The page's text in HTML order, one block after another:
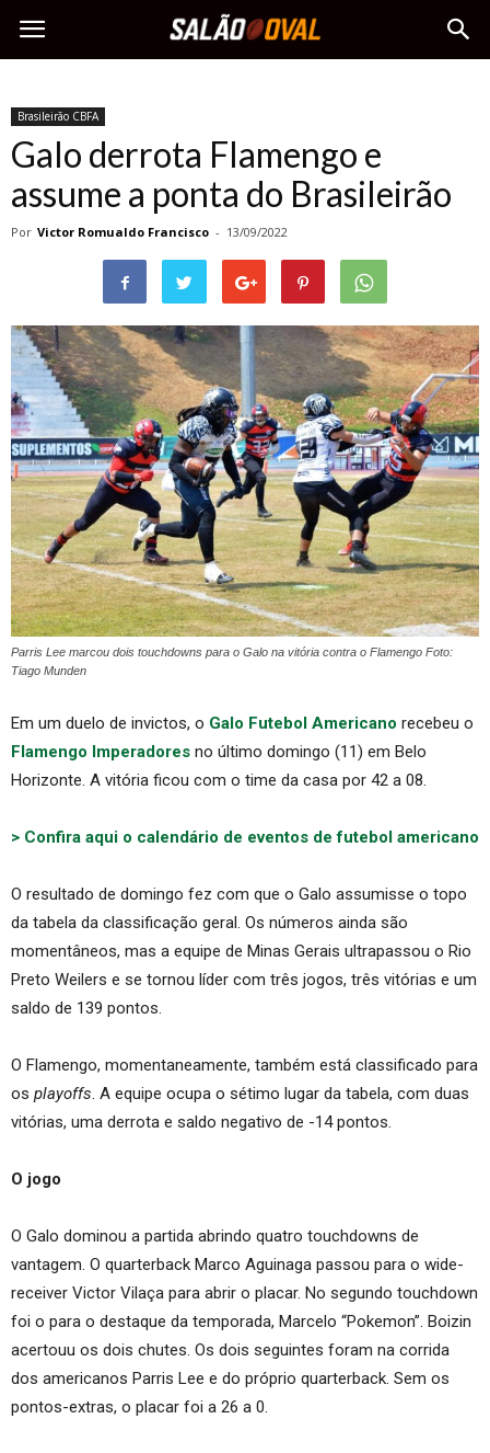
Brasileirão CBFA
Galo derrota Flamengo e
assume a ponta do Brasileirão
Por Victor Romualdo Francisco - 13/09/2022
Parris Lee marcou dois touchdowns para o Galo na vitória contra o Flamengo Foto:
Tiago Munden
Em um duelo de invictos, o Galo Futebol Americano recebeu o
Flamengo Imperadores no último domingo (11) em Belo
Horizonte. A vitória ficou com o time da casa por 42 a 08.
> Confira aqui o calendário de eventos de futebol americano
O resultado de domingo fez com que o Galo assumisse o topo
da tabela da classificação geral. Os números ainda são
momentâneos, mas a equipe de Minas Gerais ultrapassou o Rio
Preto Weilers e se tornou líder com três jogos, três vitórias e um
saldo de 139 pontos.
O Flamengo, momentaneamente, também está classificado para
os playoffs. A equipe ocupa o sétimo lugar da tabela, com duas
vitórias, uma derrota e saldo negativo de -14 pontos.
O jogo
O Galo dominou a partida abrindo quatro touchdowns de
vantagem. O quarterback Marco Aguinaga passou para o wide-
receiver Victor Vilaça para abrir o placar. No segundo touchdown
foi o para o destaque da temporada, Marcelo “Pokemon”. Boizin
acertouu os dois chutes. Os dois seguintes foram na corrida
dos americanos Parris Lee e do próprio quarterback. Sem os
pontos-extras, o placar foi a 26 a 0.